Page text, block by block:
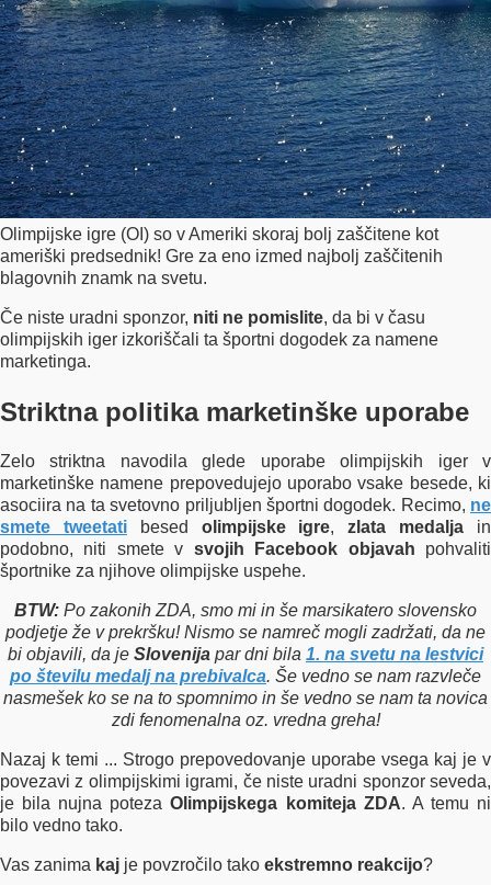
Olimpijske igre (OI) so v Ameriki skoraj bolj zaščitene kot
ameriški predsednik! Gre za eno izmed najbolj zaščitenih
blagovnih znamk na svetu.
Če niste uradni sponzor, niti ne pomislite, da bi v času
olimpijskih iger izkoriščali ta športni dogodek za namene
marketinga.
Striktna politika marketinške uporabe
Zelo striktna navodila glede uporabe olimpijskih iger v
marketinške namene prepovedujejo uporabo vsake besede, ki
asociira na ta svetovno priljubljen športni dogodek. Recimo, ne
smete tweetatibesed olimpijske igre,zlata medalja in
podobno, niti smete v svojih Facebook objavah pohvaliti
športnike za njihove olimpijske uspehe.
BTW: Po zakonih ZDA, smo mi in še marsikatero slovensko
podjetje že v prekršku! Nismo se namreč mogli zadržati, da ne
bi objavili, da je Slovenija par dni bila 1. na svetu na lestvici
po številu medalj na prebivalca. Še vedno se nam razvleče
nasmešek ko se na to spomnimo in še vedno se nam ta novica
zdi fenomenalna oz. vredna greha!
Nazaj k temi ... Strogo prepovedovanje uporabe vsega kaj je v
povezavi z olimpijskimi igrami, če niste uradni sponzor seveda,
je bila nujna potezaOlimpijskega komiteja ZDA. A temu ni
bilo vedno tako.
Vas zanima kaj je povzročilo tako ekstremno reakcijo?